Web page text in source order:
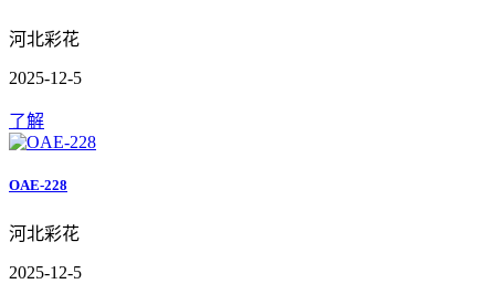
河北彩花
2025-12-5
了解
OAE-228
河北彩花
2025-12-5